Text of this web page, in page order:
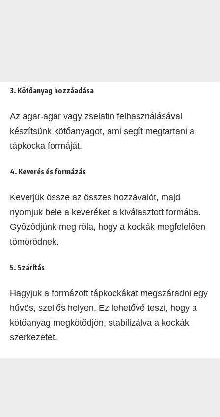
3. Kötőanyag hozzáadása
Az agar-agar vagy zselatin felhasználásával
készítsünk kötőanyagot, ami segít megtartani a
tápkocka formáját.
4. Keverés és formázás
Keverjük össze az összes hozzávalót, majd
nyomjuk bele a keveréket a kiválasztott formába.
Győződjünk meg róla, hogy a kockák megfelelően
tömörödnek.
5. Szárítás
Hagyjuk a formázott tápkockákat megszáradni egy
hűvös, szellős helyen. Ez lehetővé teszi, hogy a
kötőanyag megkötődjön, stabilizálva a kockák
szerkezetét.